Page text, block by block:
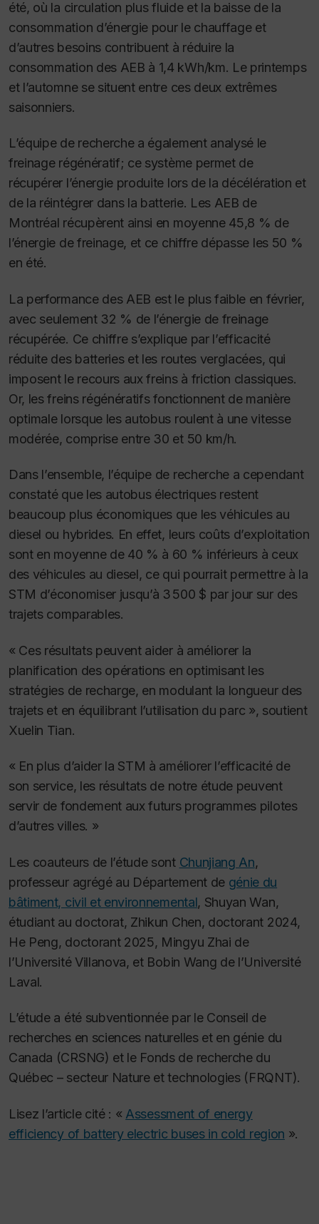
été, où la circulation plus fluide et la baisse de la
consommation d’énergie pour le chauffage et
d’autres besoins contribuent à réduire la
consommation des AEB à 1,4 kWh/km. Le printemps
et l’automne se situent entre ces deux extrêmes
saisonniers.
L’équipe de recherche a également analysé le
freinage régénératif; ce système permet de
récupérer l’énergie produite lors de la décélération et
de la réintégrer dans la batterie. Les AEB de
Montréal récupèrent ainsi en moyenne 45,8 % de
l’énergie de freinage, et ce chiffre dépasse les 50 %
en été.
La performance des AEB est le plus faible en février,
avec seulement 32 % de l’énergie de freinage
récupérée. Ce chiffre s’explique par l’efficacité
réduite des batteries et les routes verglacées, qui
imposent le recours aux freins à friction classiques.
Or, les freins régénératifs fonctionnent de manière
optimale lorsque les autobus roulent à une vitesse
modérée, comprise entre 30 et 50 km/h.
Dans l’ensemble, l’équipe de recherche a cependant
constaté que les autobus électriques restent
beaucoup plus économiques que les véhicules au
diesel ou hybrides. En effet, leurs coûts d’exploitation
sont en moyenne de 40 % à 60 % inférieurs à ceux
des véhicules au diesel, ce qui pourrait permettre à la
STM d’économiser jusqu’à 3 500 $ par jour sur des
trajets comparables.
« Ces résultats peuvent aider à améliorer la
planification des opérations en optimisant les
stratégies de recharge, en modulant la longueur des
trajets et en équilibrant l’utilisation du parc », soutient
Xuelin Tian.
« En plus d’aider la STM à améliorer l’efficacité de
son service, les résultats de notre étude peuvent
servir de fondement aux futurs programmes pilotes
d’autres villes. »
Les coauteurs de l’étude sont Chunjiang An,
professeur agrégé au Département de génie du
bâtiment, civil et environnemental, Shuyan Wan,
étudiant au doctorat, Zhikun Chen, doctorant 2024,
He Peng, doctorant 2025, Mingyu Zhai de
l’Université Villanova, et Bobin Wang de l’Université
Laval.
L’étude a été subventionnée par le Conseil de
recherches en sciences naturelles et en génie du
Canada (CRSNG) et le Fonds de recherche du
Québec – secteur Nature et technologies (FRQNT).
Lisez l’article cité : « Assessment of energy
efficiency of battery electric buses in cold region ».